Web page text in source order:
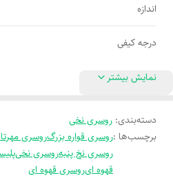
اندازه
درجه کیفی
نمایش بیشتر
دسته‌بندی: روسری نخی
برچسب‌ها :روسری قواره بزرگروسری مهرتا
روسری نخ پنبهروسری نخی
قهوه ایروسری قهوه ای